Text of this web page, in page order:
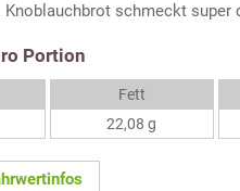
Knoblauchbrot schmeckt super
Portion
Fett
22,08 g